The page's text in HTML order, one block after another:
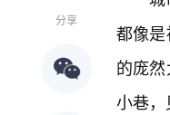
分享
都像
的庞
小巷